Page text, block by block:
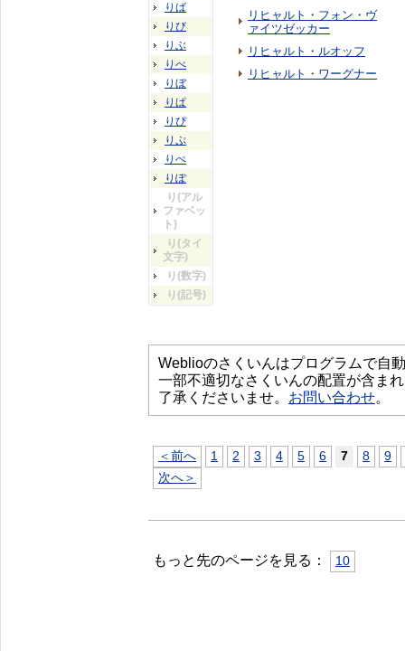
りば
りび
りぶ
りべ
りぼ
りぱ
りぴ
りぷ
りぺ
りぽ
り(アル
ファベッ
ト)
り(タイ
文字)
り(数字)
り(記号)
リヒャルト・フォン・ヴ
ァイツゼッカー
リヒャルト・ルオッフ
リヒャルト・ワーグナー
Weblioのさくいんはプログラムで自
一部不適切なさくいんの配置が含ま
了承くださいませ。 お問い合わせ。
＜前へ 1 2 3 4 5 6 7 8
9
次へ＞
もっと先のページを見る： 10